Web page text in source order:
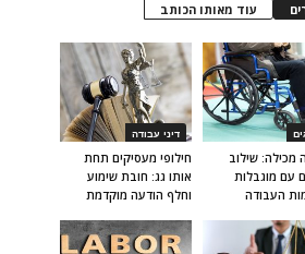
עוד מאותו הכותב
דיני עבודה
חילופי מעסיקים תחת
אותו גג: חובת שימוע
וחלף הודעה מוקדמת
מכילה: שילוב
עם מוגבלות
העבודה